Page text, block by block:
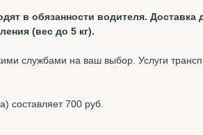
в обязанности водителя.
(вес до 5 кг).
службами на ваш выбор. Услуги
составляет 700 руб.